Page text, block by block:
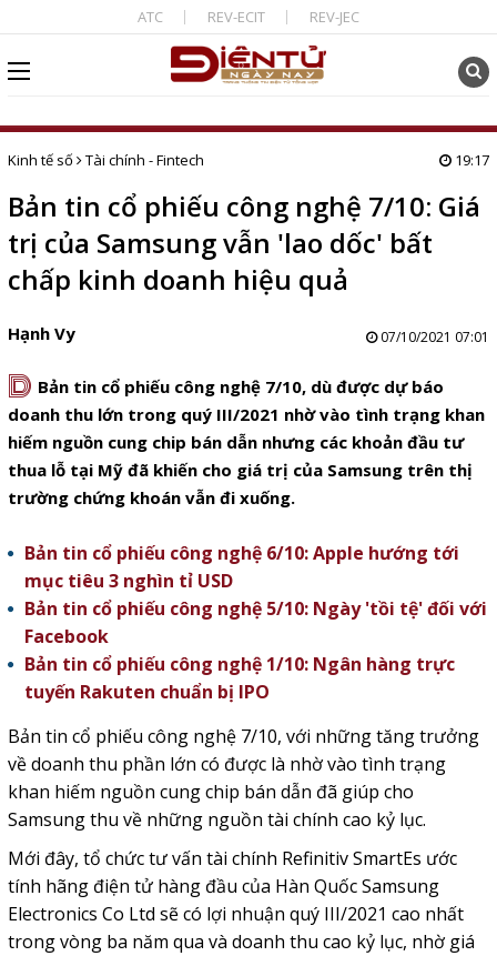
ATC REV-ECIT REV-JEC
Kinh tế số Tài chính - Fintech 19:17
Bản tin cổ phiếu công nghệ 7/10: Giá
trị của Samsung vẫn 'lao dốc' bất
chấp kinh doanh hiệu quả
Hạnh Vy 07/10/2021 07:01
D Bản tin cổ phiếu công nghệ 7/10, dù được dự báo
doanh thu lớn trong quý III/2021 nhờ vào tình trạng khan
hiếm nguồn cung chip bán dẫn nhưng các khoản đầu tư
thua lỗ tại Mỹ đã khiến cho giá trị của Samsung trên thị
trường chứng khoán vẫn đi xuống.
Bản tin cổ phiếu công nghệ 6/10: Apple hướng tới
mục tiêu 3 nghìn tỉ USD
Bản tin cổ phiếu công nghệ 5/10: Ngày 'tồi tệ' đối với
Facebook
Bản tin cổ phiếu công nghệ 1/10: Ngân hàng trực
tuyến Rakuten chuẩn bị IPO
Bản tin cổ phiếu công nghệ 7/10, với những tăng trưởng
về doanh thu phần lớn có được là nhờ vào tình trạng
khan hiếm nguồn cung chip bán dẫn đã giúp cho
Samsung thu về những nguồn tài chính cao kỷ lục.
Mới đây, tổ chức tư vấn tài chính Refinitiv SmartEs ước
tính hãng điện tử hàng đầu của Hàn Quốc Samsung
Electronics Co Ltd sẽ có lợi nhuận quý III/2021 cao nhất
trong vòng ba năm qua và doanh thu cao kỷ lục, nhờ giá